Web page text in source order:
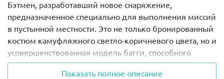
Бэтмен, разработавший новое снаряжение,
предназначенное специально для выполнения миссий
в пустынной местности. Это не только бронированный
костюм камуфляжного светло-коричневого цвета, но и
усовершенствованная модель багги, способного
мчаться по песчаным барханам.
Показать полное описание